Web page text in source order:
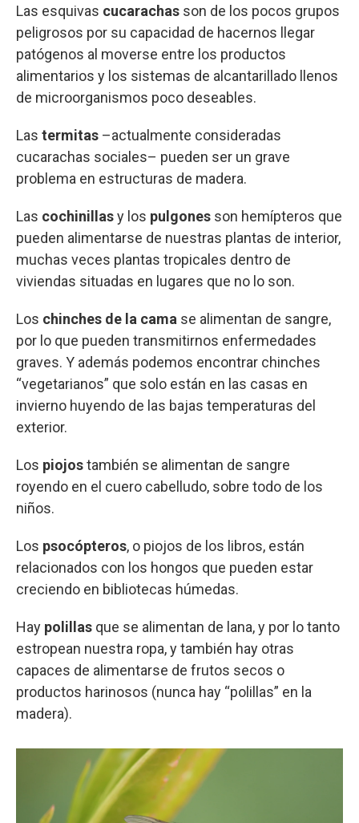
Las esquivas cucarachas son de los pocos grupos
peligrosos por su capacidad de hacernos llegar
patógenos al moverse entre los productos
alimentarios y los sistemas de alcantarillado llenos
de microorganismos poco deseables.
Las termitas –actualmente consideradas
cucarachas sociales– pueden ser un grave
problema en estructuras de madera.
Las cochinillasy los pulgones son hemípteros que
pueden alimentarse de nuestras plantas de interior,
muchas veces plantas tropicales dentro de
viviendas situadas en lugares que no lo son.
Los chinches de la cama se alimentan de sangre,
por lo que pueden transmitirnos enfermedades
graves. Y además podemos encontrar chinches
“vegetarianos” que solo están en las casas en
invierno huyendo de las bajas temperaturas del
exterior.
Los piojostambién se alimentan de sangre
royendo en el cuero cabelludo, sobre todo de los
niños.
Los psocópteros, o piojos de los libros, están
relacionados con los hongos que pueden estar
creciendo en bibliotecas húmedas.
Hay polillas que se alimentan de lana, y por lo tanto
estropean nuestra ropa, y también hay otras
capaces de alimentarse de frutos secos o
productos harinosos (nunca hay “polillas” en la
madera).